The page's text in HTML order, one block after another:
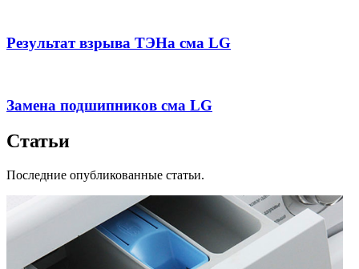
Результат взрыва ТЭНа сма LG
Замена подшипников сма LG
Статьи
Последние опубликованные статьи.